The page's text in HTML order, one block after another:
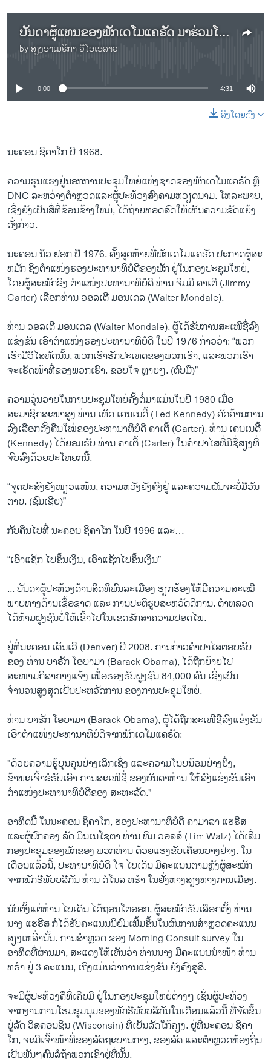
ບັນດາຜູ້ແທນຂອງພັກເດໂມແຄຣັດ ມາຮ່ວມໂຕກັນ ທ່າມກາງກະແສຂອງທ່ານນາງ ແຮຣີສ
by ສຽງອາເມຣິກາ ວີໂອເອລາວ
No media source currently available
0:00 4:31
ລິງໂດຍກົງ
ນະຄອນ ຊິຄາໂກ ປີ 1968.
ຄວາມ​ຮຸນ​ແຮງ​ຢູ່​ນອກການປະຊຸມໃຫຍ່ແຫ່ງຊາດຂອງພັກເດໂມແຄຣັດ ຫຼື
DNC ​ລະ​ຫວ່າງ​ຕໍາ​ຫຼວດ​ແລະ​ຜູ້​ປະ​ທ້ວງ​ສົງ​ຄາມ​ຫວຽດ​ນາມ. ໂທລະພາບ,
ເຊິ່ງຍັງເປັນສື່ທີ່ຂ້ອນຂ້າງໃຫມ່, ໄດ້ຖ່າຍທອດສົດໃຫ້ເຫັນຄວາມຂັດແຍ້ງ
ດັ່ງກ່າວ.
ນະຄອນ ນິວ ຢອກ ປີ 1976. ຄັ້ງສຸດທ້າຍທີ່ພັກເດໂມແຄຣັດ ປະກາດຜູ້ສະ
ຫມັກ ຊິງຕຳແໜ່ງຮອງປະທານາທິບໍດີຂອງພັກ ຢູ່ໃນກອງປະຊຸມໃຫຍ່,
ໂດຍຜູ້ສະໝັກຊິງ ຕຳແໜ່ງປະທານາທິບໍດີ ທ່ານ ຈິມມີ ຄາເຕີ (Jimmy
Carter) ເລືອກທ່ານ ວອລເຕີ ມອນເດລ (Walter Mondale).
ທ່ານ ວອລເຕີ ມອນເດລ (Walter Mondale), ຜູ້ໄດ້ຮັບ​ການສະເໜີຊື່ລົງ
ແຂ່ງຂັນ ເອົາຕໍາແໜ່ງຮອງປະທານາທິບໍດີ ໃນປີ 1976 ກ່າວວ່າ: “ພວກ
ເຮົາມີວິໄສທັດນັ້ນ, ພວກເຮົາຮັກປະເທດຂອງພວກເຮົາ, ແລະພວກເຮົາ
ຈະເຮັດໜ້າທີ່ຂອງພວກເຮົາ. ຂອບໃຈ ຫຼາຍໆ. (ຕົບມື)”
ຄວາມ​ວຸ່ນວາຍ​ໃນ​ການ​ປະຊຸມໃຫຍ່​ຄັ້ງ​ຕໍ່ມາແມ່ນ​ໃນ​ປີ 1980 ເມື່ອ​
ສະມາຊິກ​ສະພາ​ສູງ ທ່ານ ເທັດ ເຄນເນດີ້ (Ted Kennedy) ຄັດຄ້ານ​ການ​
ລົງເລືອກ​ຕັ້ງຄືນໃໝ່ຂອງ​ປະທານາທິບໍດີ ຄາເຕີ້ (Carter). ທ່ານ ເຄນເນດີ້
(Kennedy) ​ໄດ້ຍອມຮັບ ທ່ານ ຄາເຕີ້ (Carter) ໃນຄໍາປາໄສທີ່ມີຊື່ສຽງທີ່
ຈົບລົງດ້ວຍປະໂຫຍກນີ້.
“ຈຸດປະສົງຍັງໜຽວແໜ້ນ, ຄວາມຫວັງຍັງຄົງຢູ່ ແລະຄວາມຝັນຈະບໍ່ມີວັນ
ຕາຍ. (ຊົມເຊີຍ)”
ກັບຄືນໄປທີ່ ນະຄອນ ຊິຄາໂກ ໃນປີ 1996 ແລະ…
“ເອົາແຊັກ ໄປຂຶ້ນເງິນ, ເອົາແຊັກໄປຂຶ້ນເງິນ”
... ບັນດາຜູ້​ປະ​ທ້ວງດ້ານ​ສິດທິ​ພົນລະ​ເມືອງ ຮຽກຮ້ອງ​ໃຫ້​ມີ​ຄວາມ​ສະ​ເໝີ​
ພາບ​ທາງ​ດ້ານ​ເຊື້ອ​ຊາດ ​ແລະ ການ​ປະຕິ​ຮູບ​ສະຫວັດດີ​ການ. ຕຳຫລວດ​
ໄດ້ຫ້າມ​ຝູງ​ຊົນ​ບໍ່​ໃຫ້​ເຂົ້າ​ໄປ​ໃນ​ເຂດຮັກສາຄວາມປອດໄພ.
ຢູ່ທີ່ນະຄອນ ເດັນເວີ (Denver) ປີ 2008. ການກ່າວຄຳປາໄສຕອບຮັບ
ຂອງ ທ່ານ ບາຣັກ ໂອບາມາ (Barack Obama), ໄດ້ຖືກຍ້າຍໄປ
ສະໜາມກິລາກາງແຈ້ງ ເພື່ອຮອງຮັບຝູງຊົນ 84,000 ຄົນ ເຊິ່ງເປັນ
ຈຳນວນສູງສຸດເປັນປະຫວັດການ ຂອງການປະຊຸມໃຫຍ່.
ທ່ານ ບາຣັກ ໂອບາມາ (Barack Obama), ຜູ້ໄດ້​ຖືກສະເໜີຊືລົງແຂ່ງຂັນ
ເອົາຕໍາແໜ່ງ​ປະ​ທາ​ນາ​ທິ​ບໍ​ດີ​ຈາກພັກ​ເດ​ໂມ​ແຄ​ຣັດ:
"ດ້ວຍຄວາມຮູ້ບຸນຄຸນຢ່າງເລິກເຊິ່ງ ແລະຄວາມໂນບນ້ອມຢ່າງຍິ່ງ,
ຂ້າພະເຈົ້າຂໍຮັບເອົາ ການສະເໜີຊື່ ຂອງບັນດາທ່ານ ໃຫ້ລົງແຂ່ງຂັນເອົາ
ຕໍາແໜ່ງປະທານາທິບໍດີຂອງ ສະຫະລັດ."
ອາທິດນີ້ ໃນນະຄອນ ຊິຄາໂກ, ຮອງປະທານາທິບໍດີ ຄາມາລາ ແຮຣີສ
ແລະຜູ້ປົກຄອງ ລັດ ມິນເນໂຊຕາ ທ່ານ ທິມ ວອລສ໌ (Tim Walz) ໄດ້ເລີ່ມ
ກອງປະຊຸມຂອງພັກຂອງ ພວກທ່ານ ດ້ວຍແຮງຂັບເຄື່ອນບາງຢ່າງ. ໃນ
ເດືອນແລ້ວນີ້, ປະທານາທິບໍດີ ໂຈ ໄບເດັນ ມີ​ຄະ​ແນນຕາມຫຼັງຜູ້ສະໝັກ
ຈາກພັກຣີພັບບລີກັນ ທ່ານ ດໍໂນລ ທຣຳ ໃນຢັ່ງ​ຫາງ​ສຽງທາງການເມືອງ.
ນັບ​ຕັ້ງ​ແຕ່​ທ່ານ ໄບເດັນ ໄດ້ຖອນໂຕອອກ​, ຜູ້​ສະ​ໝັກ​ຮັບ​ເລືອກ​ຕັ້ງ ທ່ານ
ນາງ ແຮຣີສ ກໍໄດ້ຮັບຄະແນນນິຍົມເພີ້ມຂຶ້ນໃນຜົນການສຳຫຼວດ​ຄະ​ແນນ​
ສຽງເ​ຫລົ່ານັ້ນ. ການສໍາຫຼວດ ຂອງ Morning Consult survey ໃນ
ອາທິດທີ່ຜ່ານມາ, ສະແດງໃຫ້ເຫັນວ່າ ທ່ານນາງ ມີຄະແນນນຳໜ້າ ທ່ານ
ທຣໍາ ຢູ່ 3 ຄະແນນ, ເຖິງແມ່ນວ່າການແຂ່ງຂັນ ຍັງຄົງສູສີ.
ຈະ​ມີ​ຜູ້​ປະ​ທ້ວງຄື​ທີ່ເຄີຍ​ມີ ​ຢູ່​ໃນ​ກອງ​ປະ​ຊຸມໃຫຍ່ຕ່າງໆ ເຊັ່ນ​ຜູ້ປະທ້ວງ​
ຈາກ​ງານການ​ໂຮມ​ຊຸມ​ນຸມຂອງ​ພັກ​ຣີ​ພັບ​ບ​ລິ​ກັນ​ໃນ​ເດືອນ​ແລ້ວ​ນີ້ ທີ່​ຈັດ​ຂຶ້ນ​
ຢູ່​ລັດ ວິສຄອນຊິນ (Wisconsin) ທີ່ເປັນລັດໃກ້​ຄຽງ. ຢູ່ທີ່ນະຄອນ ຊີຄາ
ໂກ, ຈະມີເຈົ້າໜ້າທີ່ຂອງລັດຖະບານກາງ, ຂອງລັດ ແລະຕໍາຫຼວດທ້ອງຖິ່ນ
ເປັນພັນໆຄົນລໍຖ້າພວກເຂົາຢູ່ທີ່ນັ້ນ.